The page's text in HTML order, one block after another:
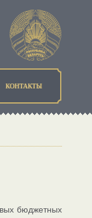
КОНТАКТЫ
бюджетных